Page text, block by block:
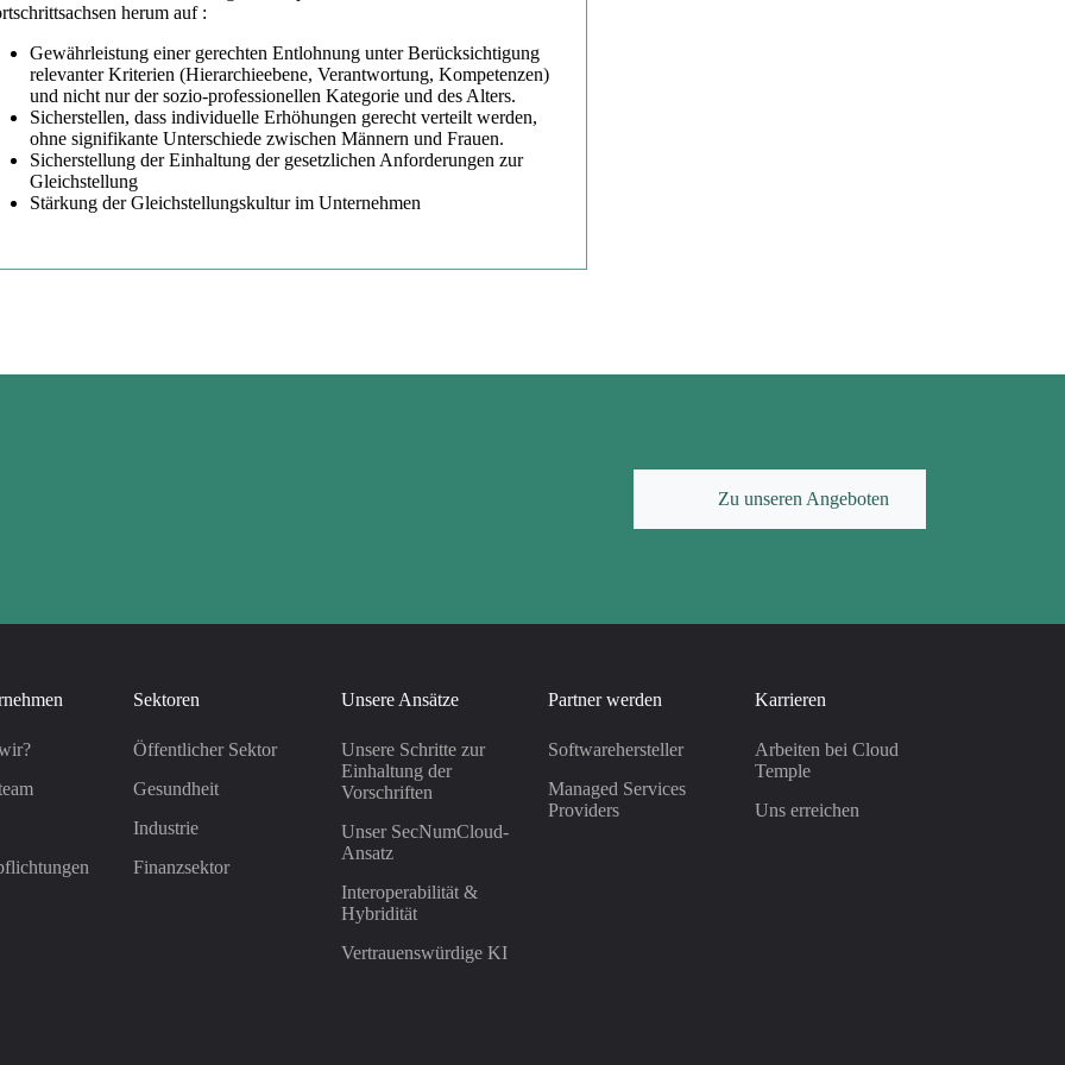
herum auf :
Gewährleistung einer gerechten Entlohnung unter Berücksichtigung
relevanter Kriterien (Hierarchieebene, Verantwortung, Kompetenzen)
und nicht nur der sozio-professionellen Kategorie und des Alters.
Sicherstellen, dass individuelle Erhöhungen gerecht verteilt werden,
ohne signifikante Unterschiede zwischen Männern und Frauen.
Sicherstellung der Einhaltung der gesetzlichen Anforderungen zur
Gleichstellung
Stärkung der Gleichstellungskultur im Unternehmen
Zu unseren Angeboten
Sektoren
Öffentlicher Sektor
Gesundheit
Industrie
Finanzsektor
Unsere Ansätze
Unsere Schritte zur
Einhaltung der
Vorschriften
Unser SecNumCloud-
Ansatz
Interoperabilität &
Hybridität
Vertrauenswürdige KI
Partner werden
Softwarehersteller
Managed Services
Providers
Karrieren
Arbeiten bei Cloud
Temple
Uns erreichen